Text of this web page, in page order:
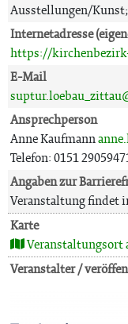
Ausstellungen/
Internetadresse
https://
E-Mail
Ansprechperson
Anne Kaufmann
Telefon: 0151
Angaben zur
Veranstaltung findet
Karte
Veranstaltungsort
Veranstalter /